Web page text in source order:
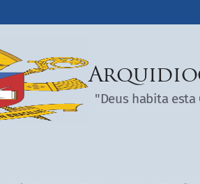
"Deus habita esta